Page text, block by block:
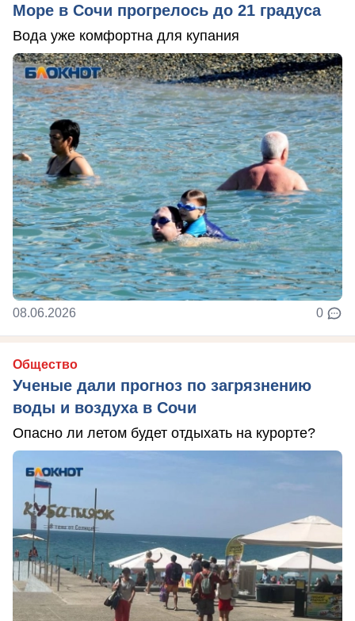
Море в Сочи прогрелось до 21 градуса
Вода уже комфортна для купания
08.06.2026 0
Общество
Ученые дали прогноз по загрязнению
воды и воздуха в Сочи
Опасно ли летом будет отдыхать на курорте?